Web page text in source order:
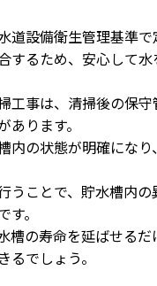
道設備衛生管理基準
するため、安心して
工事は、清掃後の保
あります。
内の状態が明確にな
うことで、貯水槽内
。
槽の寿命を延ばせる
るでしょう。